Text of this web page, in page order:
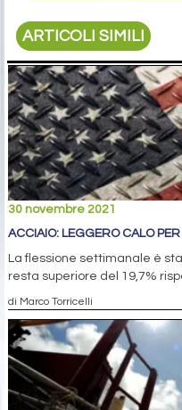
ARTICOLI SIMILI
30 novembre 2021
ACCIAIO: LEGGERO CALO
La flessione settimanale è
resta superiore del 19,7%
di Marco Torricelli